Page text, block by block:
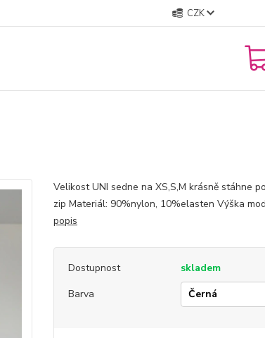
CZK
Velikost UNI sedne na XS,S,M krásně stáhne
zip Materiál: 90%nylon, 10%elasten Výška
popis
Dostupnost
skladem
Barva